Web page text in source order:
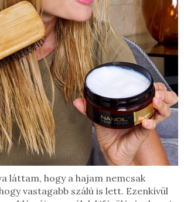
láttam, hogy a hajam nemcsak
vastagabb szálú is lett. Ezenkívül